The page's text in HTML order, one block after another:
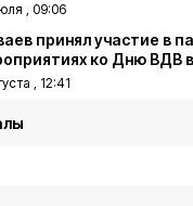
, 09:06
принял участие в
ко Дню ВДВ
, 12:41